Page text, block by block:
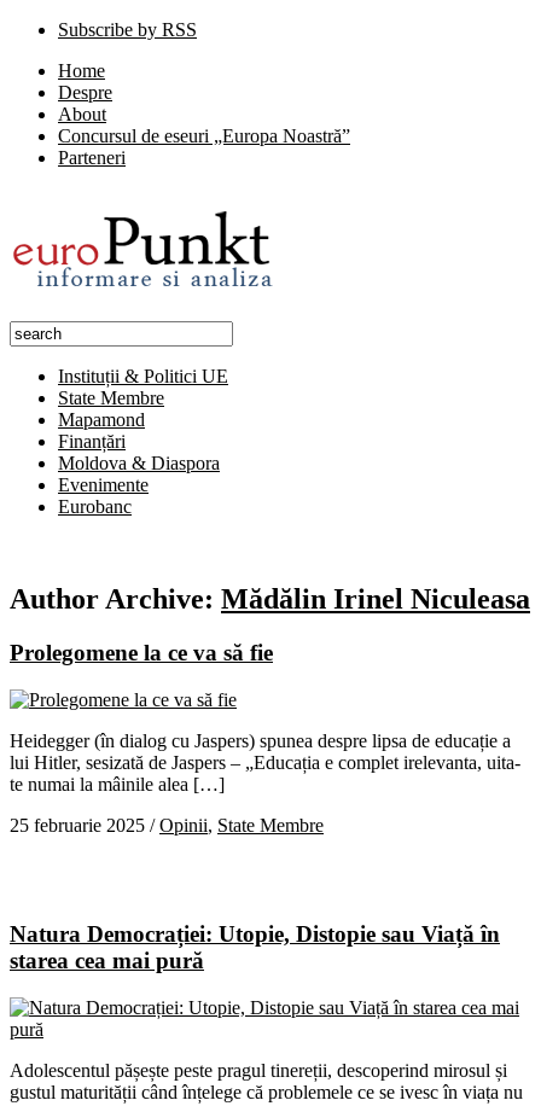
Subscribe by RSS
Home
Despre
About
Concursul de eseuri „Europa Noastră”
Parteneri
Instituții & Politici UE
State Membre
Mapamond
Finanțări
Moldova & Diaspora
Evenimente
Eurobanc
Author Archive: Mădălin Irinel Niculeasa
Prolegomene la ce va să fie
Heidegger (în dialog cu Jaspers) spunea despre lipsa de educație a
lui Hitler, sesizată de Jaspers – „Educația e complet irelevanta, uita-
te numai la mâinile alea […]
25 februarie 2025 /Opinii, State Membre
Natura Democrației: Utopie, Distopie sau Viață în
starea cea mai pură
Adolescentul pășește peste pragul tinereții, descoperind mirosul și
gustul maturității când înțelege că problemele ce se ivesc în viața nu